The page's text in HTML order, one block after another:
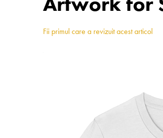
Fii primul care a revizuit acest articol